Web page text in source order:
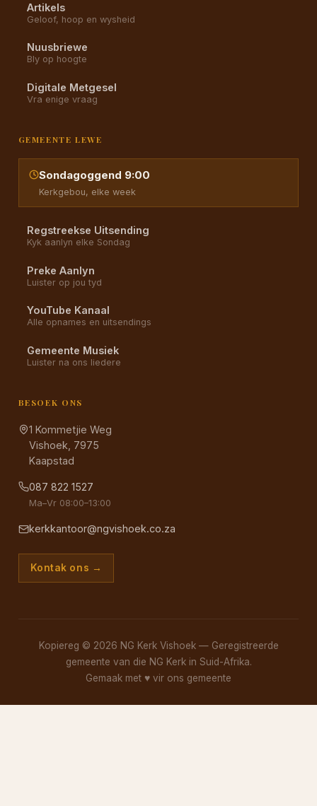
Artikels
Geloof, hoop en wysheid
Nuusbriewe
Bly op hoogte
Digitale Metgesel
Vra enige vraag
GEMEENTE LEWE
Sondagoggend 9:00
Kerkgebou, elke week
Regstreekse Uitsending
Kyk aanlyn elke Sondag
Preke Aanlyn
Luister op jou tyd
YouTube Kanaal
Alle opnames en uitsendings
Gemeente Musiek
Luister na ons liedere
BESOEK ONS
1 Kommetjie Weg
Vishoek, 7975
Kaapstad
087 822 1527
Ma–Vr 08:00–13:00
kerkkantoor@ngvishoek.co.za
Kontak ons →
Kopiereg © 2026 NG Kerk Vishoek — Geregistreerde
gemeente van die NG Kerk in Suid-Afrika.
Gemaak met ♥ vir ons gemeente